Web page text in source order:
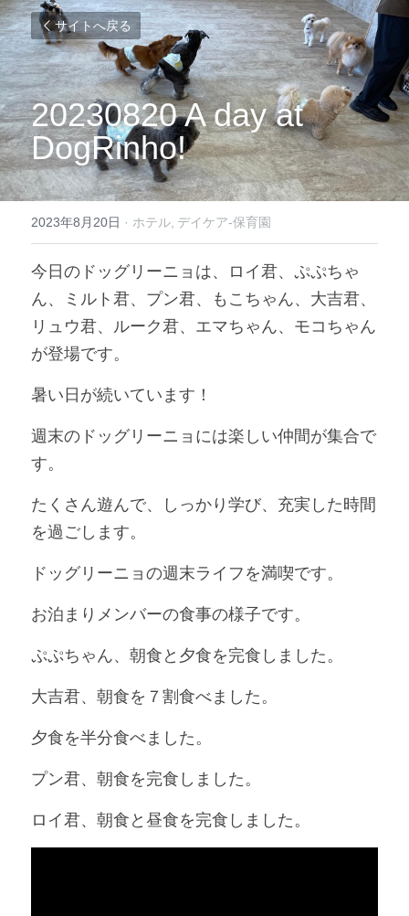
サイトへ戻る
20230820 A day at
DogRinho!
2023年8月20日 · ホテル, デイケア-保育園
今日のドッグリーニョは、ロイ君、ぷぷちゃ
ん、ミルト君、プン君、もこちゃん、大吉君、
リュウ君、ルーク君、エマちゃん、モコちゃん
が登場です。
暑い日が続いています！
週末のドッグリーニョには楽しい仲間が集合で
す。
たくさん遊んで、しっかり学び、充実した時間
を過ごします。
ドッグリーニョの週末ライフを満喫です。
お泊まりメンバーの食事の様子です。
ぷぷちゃん、朝食と夕食を完食しました。
大吉君、朝食を７割食べました。
夕食を半分食べました。
プン君、朝食を完食しました。
ロイ君、朝食と昼食を完食しました。